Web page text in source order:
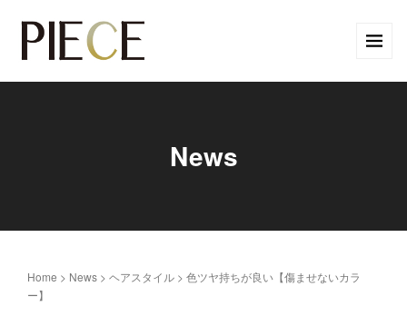
News
Home > News > ヘアスタイル > 色ツヤ持ちが良い【傷ませないカラ
ー】